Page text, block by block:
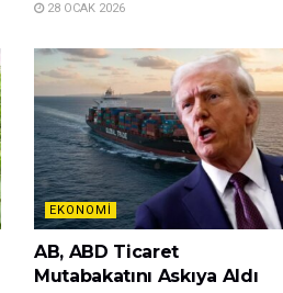
28 OCAK 2026
EKONOMI
AB, ABD Ticaret
Mutabakatını Askıya Aldı